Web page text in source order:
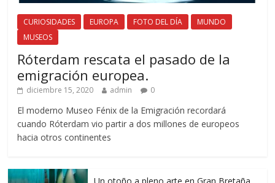
CURIOSIDADES EUROPA FOTO DEL DÍA
MUNDO
MUSEOS
Róterdam rescata el pasado de la
emigración europea.
diciembre 15, 2020 admin 0
El moderno Museo Fénix de la Emigración recordará
cuando Róterdam vio partir a dos millones de europeos
hacia otros continentes